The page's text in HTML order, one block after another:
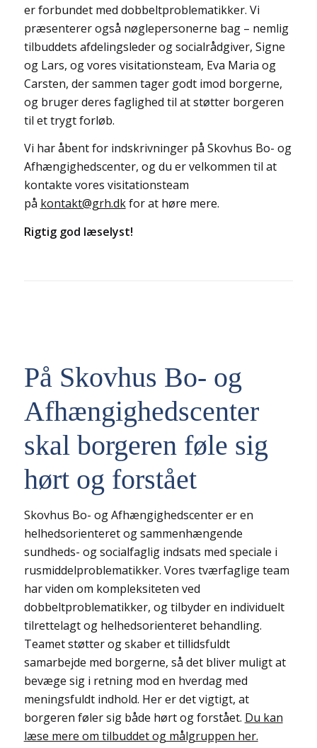
er forbundet med dobbeltproblematikker. Vi
præsenterer også nøglepersonerne bag – nemlig
tilbuddets afdelingsleder og socialrådgiver, Signe
og Lars, og vores visitationsteam, Eva Maria og
Carsten, der sammen tager godt imod borgerne,
og bruger deres faglighed til at støtter borgeren
til et trygt forløb.
Vi har åbent for indskrivninger på Skovhus Bo- og
Afhængighedscenter, og du er velkommen til at
kontakte vores visitationsteam
på kontakt@grh.dkfor at høre mere.
Rigtig god læselyst!
På Skovhus Bo- og
Afhængighedscenter
skal borgeren føle sig
hørt og forstået
Skovhus Bo- og Afhængighedscenter er en
helhedsorienteret og sammenhængende
sundheds- og socialfaglig indsats med speciale i
rusmiddelproblematikker. Vores tværfaglige team
har viden om kompleksiteten ved
dobbeltproblematikker, og tilbyder en individuelt
tilrettelagt og helhedsorienteret behandling.
Teamet støtter og skaber et tillidsfuldt
samarbejde med borgerne, så det bliver muligt at
bevæge sig i retning mod en hverdag med
meningsfuldt indhold. Her er det vigtigt, at
borgeren føler sig både hørt og forstået. Du kan
læse mere om tilbuddet og målgruppen her.